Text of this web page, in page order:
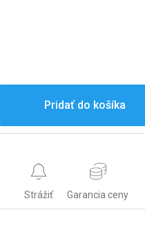
Pridať do košíka
Strážiť Garancia ceny